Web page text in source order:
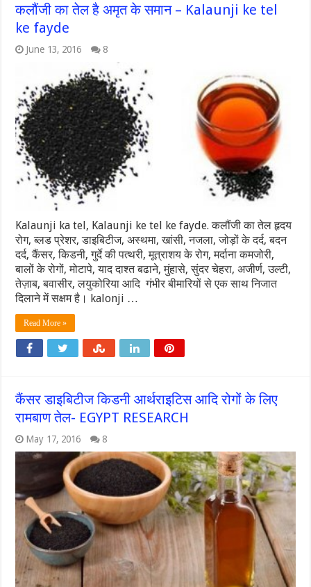
कलौंजी का तेल है अमृत के समान – Kalaunji ke tel
ke fayde
June 13, 2016 8
Kalaunji ka tel, Kalaunji ke tel ke fayde. कलौंजी का तेल हृदय
रोग, ब्लड प्रेशर, डाइबिटीज, अस्थमा, खांसी, नजला, जोड़ों के दर्द, बदन
दर्द, कैंसर, किडनी, गुर्दे की पत्थरी, मूत्राशय के रोग, मर्दाना कमजोरी,
बालों के रोगों, मोटापे, याद दाश्त बढाने, मुंहासे, सुंदर चेहरा, अजीर्ण, उल्टी,
तेज़ाब, बवासीर, लयुकोरिया आदि गंभीर बीमारियों से एक साथ निजात
दिलाने में सक्षम है। kalonji …
Read More »
कैंसर डाइबिटीज किडनी आर्थराइटिस आदि रोगों के लिए
रामबाण तेल- EGYPT RESEARCH
May 17, 2016 8